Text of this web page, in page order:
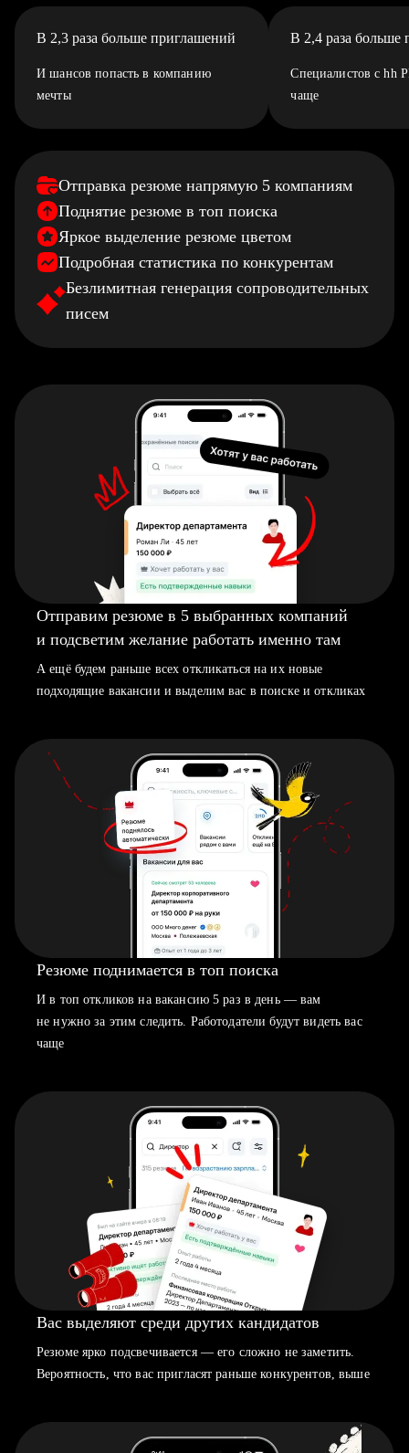
В 2,3 раза больше приглашений
И шансов попасть в компанию
мечты
В 2,4 раза больше
Специалистов с hh
чаще
Отправка резюме напрямую 5 компаниям
Поднятие резюме в топ поиска
Яркое выделение резюме цветом
Подробная статистика по конкурентам
Безлимитная генерация сопроводительных
писем
Отправим резюме в 5 выбранных компаний
и подсветим желание работать именно там
А ещё будем раньше всех откликаться на их новые
подходящие вакансии и выделим вас в поиске и откликах
Резюме поднимается в топ поиска
И в топ откликов на вакансию 5 раз в день — вам
не нужно за этим следить. Работодатели будут видеть вас
чаще
Вас выделяют среди других кандидатов
Резюме ярко подсвечивается — его сложно не заметить.
Вероятность, что вас пригласят раньше конкурентов, выше